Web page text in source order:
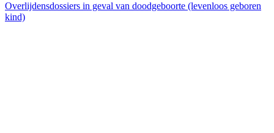
Overlijdensdossiers in geval van doodgeboorte (levenloos geboren
kind)